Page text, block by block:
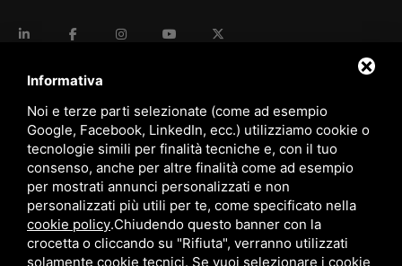
language ITALIANO
download Catalogo Stima
download Politica qualità e sicurezza
Informativa
Noi e terze parti selezionate (come ad esempio
Google, Facebook, LinkedIn, ecc.) utilizziamo cookie o
tecnologie simili per finalità tecniche e, con il tuo
consenso, anche per altre finalità come ad esempio
per mostrati annunci personalizzati e non
personalizzati più utili per te, come specificato nella
cookie policy.Chiudendo questo banner con la
crocetta o cliccando su "Rifiuta", verranno utilizzati
solamente cookie tecnici. Se vuoi selezionare i cookie